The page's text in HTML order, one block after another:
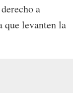
a
que levanten la